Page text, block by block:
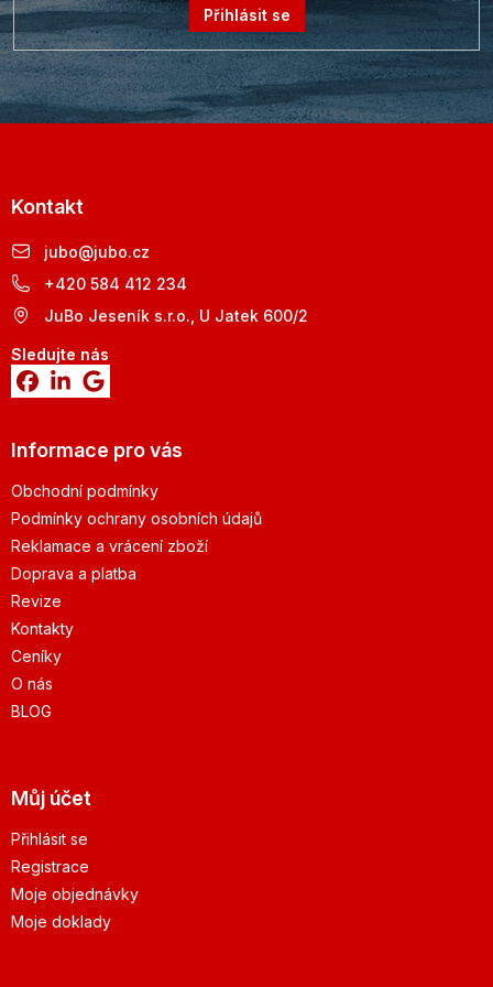
Přihlásit se
Kontakt
jubo@jubo.cz
+420 584 412 234
JuBo Jeseník s.r.o., U Jatek 600/2
Sledujte nás
Informace pro vás
Obchodní podmínky
Podmínky ochrany osobních údajů
Reklamace a vrácení zboží
Doprava a platba
Revize
Kontakty
Ceníky
O nás
BLOG
Můj účet
Přihlásit se
Registrace
Moje objednávky
Moje doklady